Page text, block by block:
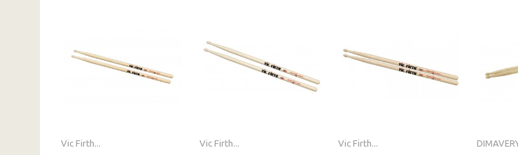
Vic Firth... Vic Firth... Vic Firth...